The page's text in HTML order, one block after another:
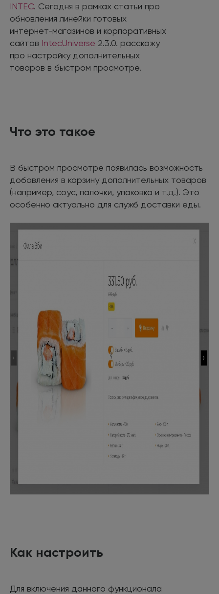
INTEC. Сегодня в рамках статьи про
обновления линейки готовых
интернет-магазинов и корпоративных
сайтов IntecUniverse 2.3.0. расскажу
про настройку дополнительных
товаров в быстром просмотре.
Что это такое
В быстром просмотре появилась возможность
добавления в корзину дополнительных товаров
(например, соус, палочки, упаковка и т.д.). Это
особенно актуально для служб доставки еды.
Как настроить
Для включения данного функционала